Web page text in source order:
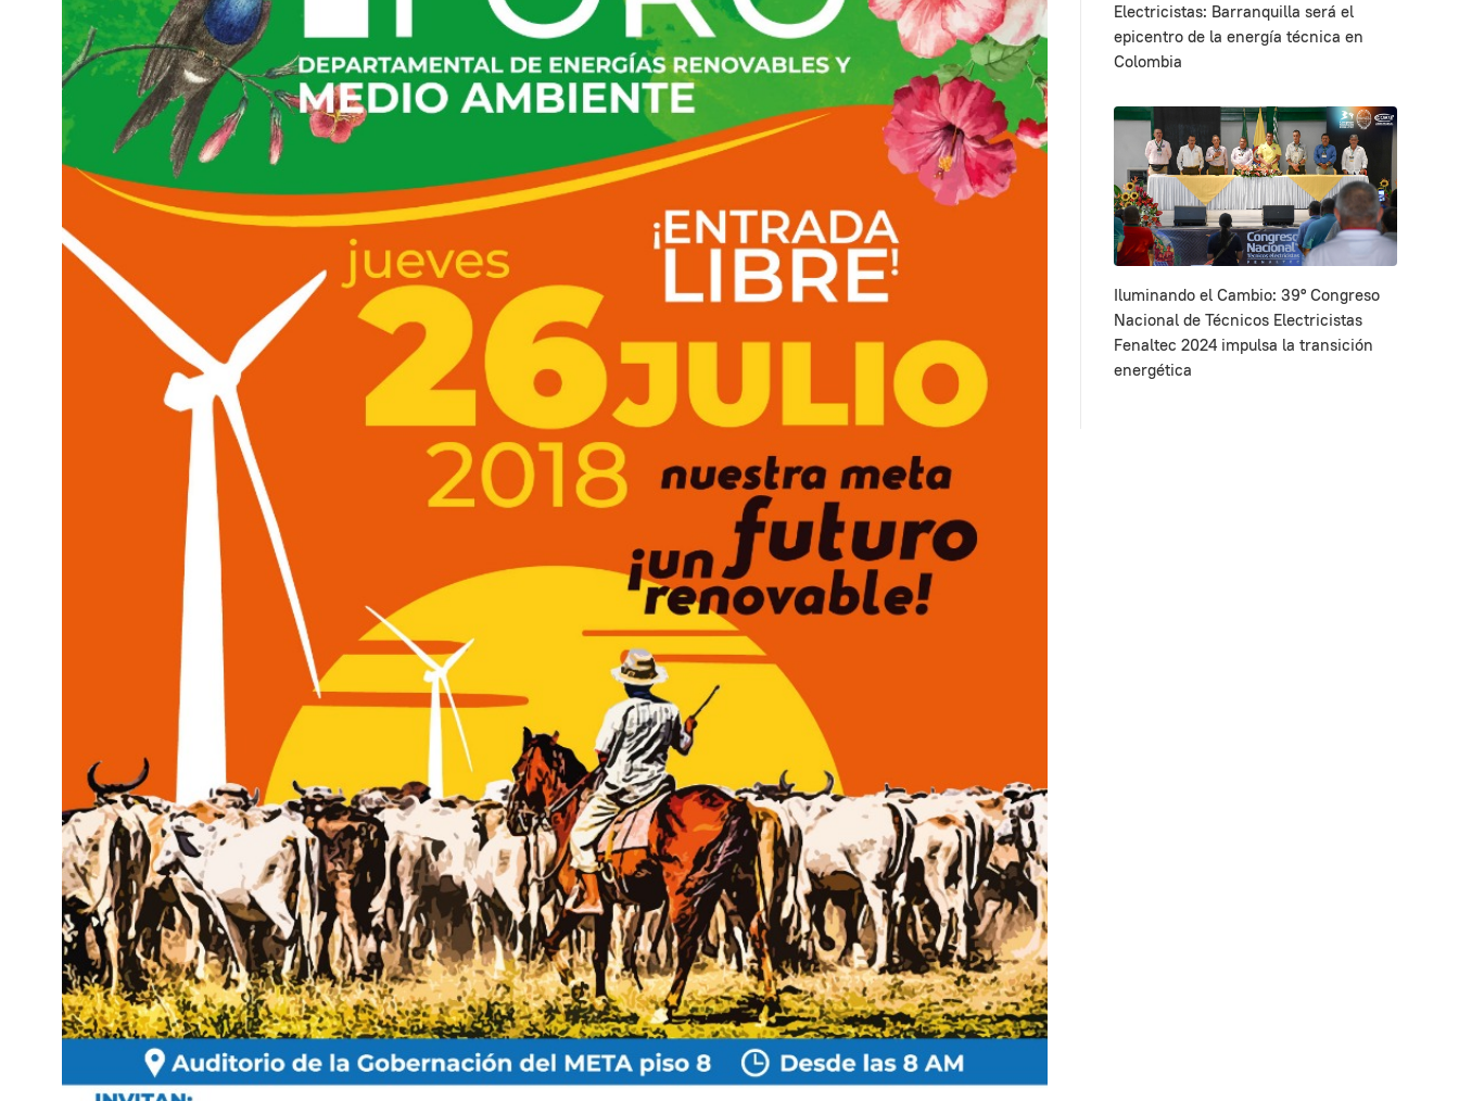
Electricistas: Barranquilla será el
epicentro de la energía técnica en
Colombia
Iluminando el Cambio: 39º Congreso
Nacional de Técnicos Electricistas
Fenaltec 2024 impulsa la transición
energética